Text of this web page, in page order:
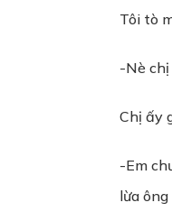
Tôi tò
-Nè chị
Chị ấy
-Em
lừa